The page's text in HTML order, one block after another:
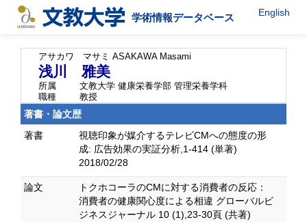
学術情報データベース English
アサカワ マサミ ASAKAWA Masami
浅川 雅美
所属
文教大学 健康栄養学部 管理栄養学科
職種
教授
著書・論文歴
著書
視聴印象が媒介するテレビCMへの態度の形
成: 広告効果の実証分析,1-414 (単著)
2018/02/28
論文
トクホコーラのCMに対する消費者の反応：
消費者の健康関心度による相違 グローバルビ
ジネスジャーナル 10 (1),23-30頁 (共著)